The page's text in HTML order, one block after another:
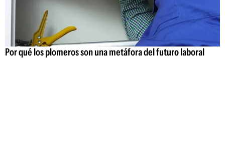
Por qué los plomeros son una metáfora del futuro laboral